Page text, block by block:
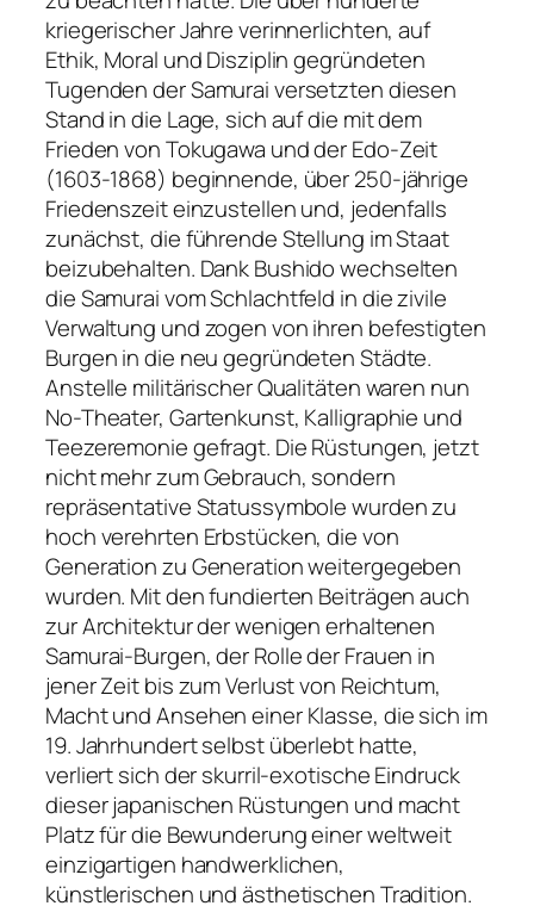
kriegerischer Jahre verinnerlichten, auf
Ethik, Moral und Disziplin gegründeten
Tugenden der Samurai versetzten diesen
Stand in die Lage, sich auf die mit dem
Frieden von Tokugawa und der Edo-Zeit
(1603-1868) beginnende, über 250-jährige
Friedenszeit einzustellen und, jedenfalls
zunächst, die führende Stellung im Staat
beizubehalten. Dank Bushido wechselten
die Samurai vom Schlachtfeld in die zivile
Verwaltung und zogen von ihren befestigten
Burgen in die neu gegründeten Städte.
Anstelle militärischer Qualitäten waren nun
No-Theater, Gartenkunst, Kalligraphie und
Teezeremonie gefragt. Die Rüstungen, jetzt
nicht mehr zum Gebrauch, sondern
repräsentative Statussymbole wurden zu
hoch verehrten Erbstücken, die von
Generation zu Generation weitergegeben
wurden. Mit den fundierten Beiträgen auch
zur Architektur der wenigen erhaltenen
Samurai-Burgen, der Rolle der Frauen in
jener Zeit bis zum Verlust von Reichtum,
Macht und Ansehen einer Klasse, die sich im
19. Jahrhundert selbst überlebt hatte,
verliert sich der skurril-exotische Eindruck
dieser japanischen Rüstungen und macht
Platz für die Bewunderung einer weltweit
einzigartigen handwerklichen,
künstlerischen und ästhetischen Tradition.